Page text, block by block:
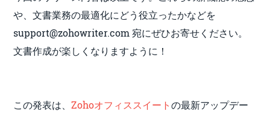
や、文書業務の最適化にどう役立ったかなどを
support@zohowriter.com 宛にぜひお寄せください。
文書作成が楽しくなりますように！
この発表は、Zohoオフィススイートの最新アップデー